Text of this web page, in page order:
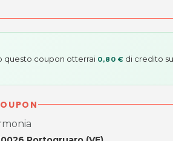
questo coupon otterrai 0,80 € di credito